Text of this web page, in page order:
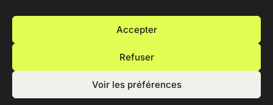
Accepter
Refuser
Voir les préférences
+
ESPACE PRO +